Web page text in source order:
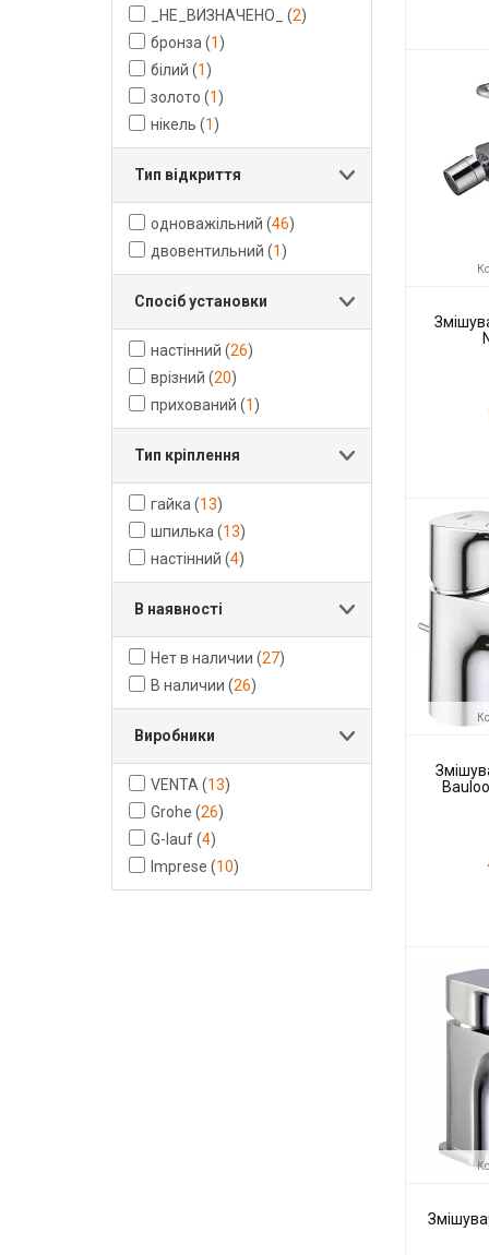
_НЕ_ВИЗНАЧЕНО_
(2)
бронза (1 )
білий (1 )
золото (1 )
нікель (1 )
Тип відкриття
одноважільний (46)
двовентильний (1 )
Спосіб установки
настінний (26)
врізний (20)
прихований (1 )
Тип кріплення
гайка (13)
шпилька (13)
настінний (4)
В наявності
Нет в наличии (27)
В наличии (26)
Виробники
VENTA (13)
Grohe (26)
G-lauf(4)
Imprese (10)
Виробник